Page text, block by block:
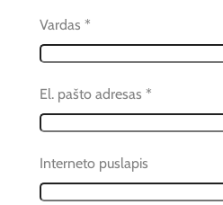
Vardas *
El. pašto adresas *
Interneto puslapis